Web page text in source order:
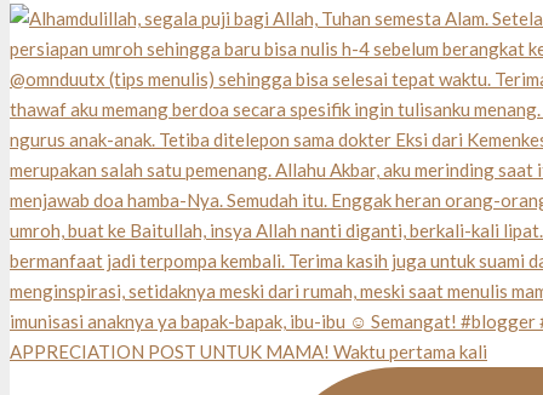
APPRECIATION POST UNTUK MAMA! Waktu pertama kali